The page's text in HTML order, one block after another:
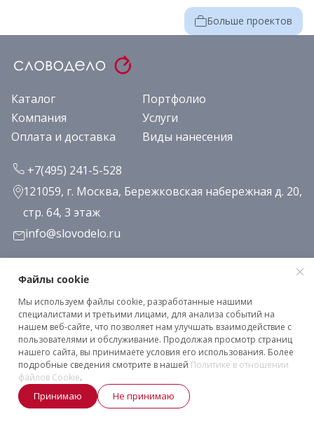
Больше проектов
Каталог
Портфолио
Компания
Услуги
Оплата и доставка
Виды нанесения
+7(495) 241-5-528
121059, г. Москва, Бережковская набережная д. 20,
стр. 64, 3 этаж
info@slovodelo.ru
Заказать звонок
Подписаться на рассылку
Клиентское соглашение
Политика конфиденциальности
2026 © «Словодело». Все права защищены
Файлы cookie
Мы используем файлы cookie, разработанные нашими
специалистами и третьими лицами, для анализа событий на
нашем веб-сайте, что позволяет нам улучшать взаимодействие с
пользователями и обслуживание. Продолжая просмотр страниц
нашего сайта, вы принимаете условия его использования. Более
подробные сведения смотрите в нашей Политике в отношении
файлов Cookie.
Принимаю Не принимаю